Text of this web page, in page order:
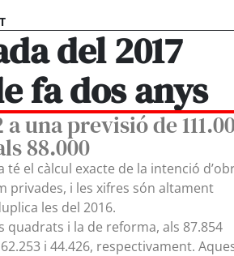
del 2017
fa dos anys
una previsió de
88.000
té el càlcul exacte de la intenció
privades, i les xifres són altament
les del 2016.
quadrats i la de reforma, als 87.854
i 44.426, respectivament.